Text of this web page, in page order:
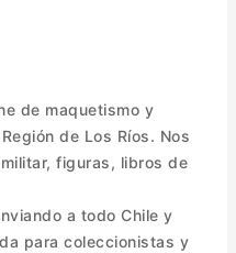
de maquetismo y
de Los Ríos. Nos
figuras, libros de
a todo Chile y
para coleccionistas y